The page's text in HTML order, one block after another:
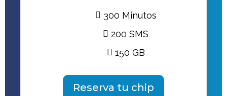
300 Minutos
200 SMS
150 GB
Reserva tu chip